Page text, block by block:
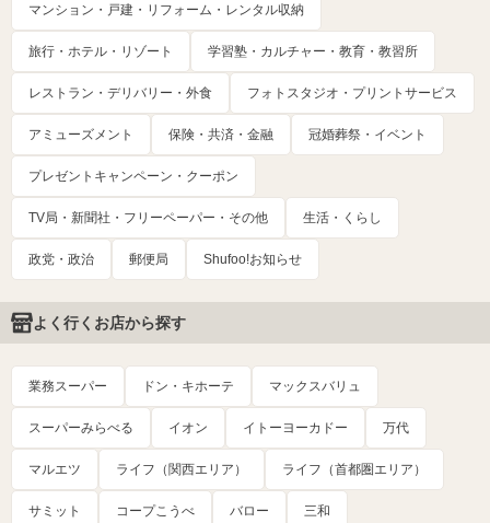
マンション・戸建・リフォーム・レンタル収納
旅行・ホテル・リゾート 学習塾・カルチャー・教育・教習所
レストラン・デリバリー・外食 フォトスタジオ・プリントサービス
アミューズメント 保険・共済・金融 冠婚葬祭・イベント
プレゼントキャンペーン・クーポン
TV局・新聞社・フリーペーパー・その他 生活・くらし
政党・政治 郵便局 Shufoo!お知らせ
よく行くお店から探す
業務スーパー ドン・キホーテ マックスバリュ
スーパーみらべる イオン イトーヨーカドー 万代
マルエツ ライフ（関西エリア） ライフ（首都圏エリア）
サミット コープこうべ バロー 三和